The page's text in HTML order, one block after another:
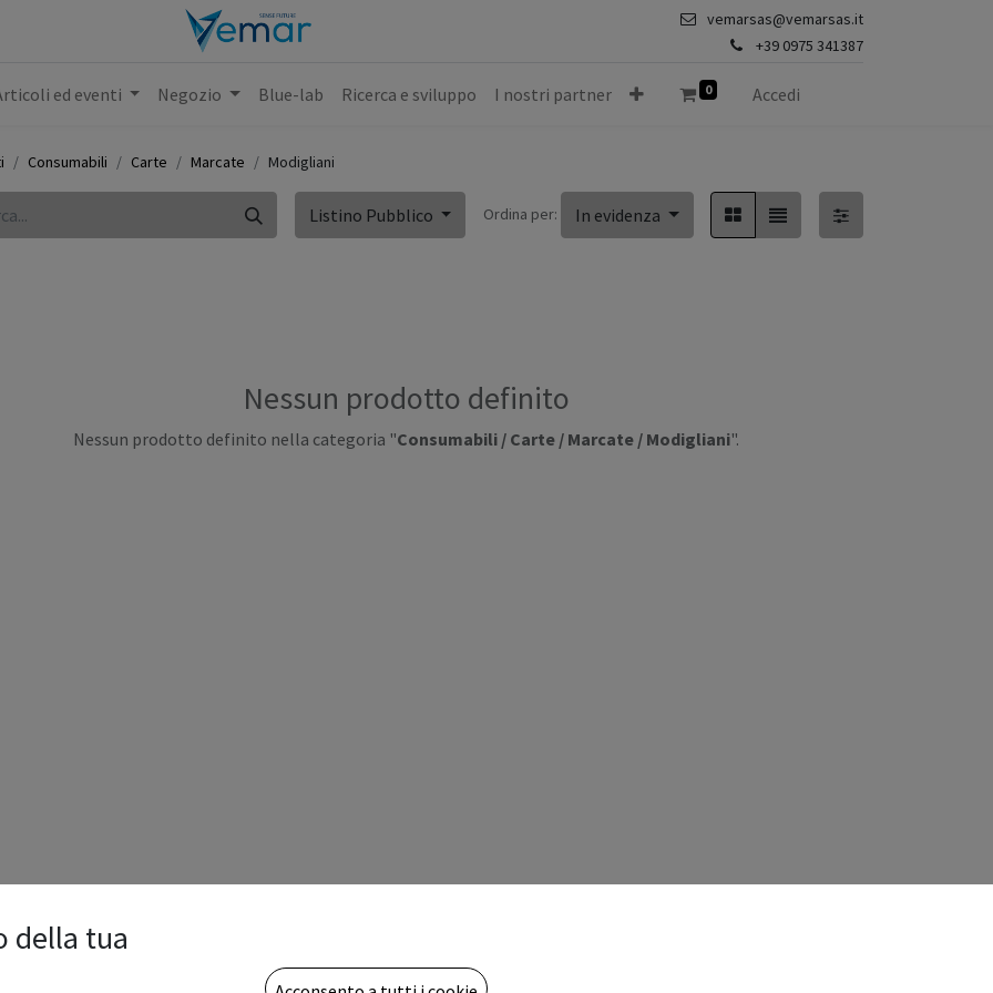
vemarsas@vemarsas.it
+39 0975 341387
ed eventi Negozio Blue-lab Ricerca e sviluppo I nostri partner 0 Accedi
Consumabili Carte Marcate Modigliani
Listino Pubblico Ordina per: In evidenza
Nessun prodotto definito
Nessun prodotto definito nella categoria "Consumabili / Carte / Marcate / Modigliani".
della tua